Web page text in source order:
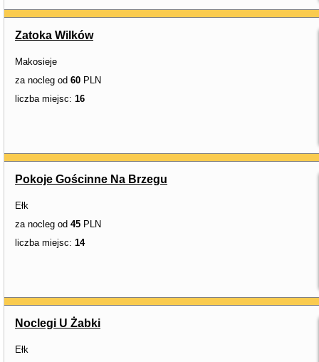
Zatoka Wilków
Makosieje
za nocleg od 60 PLN
liczba miejsc: 16
Pokoje Gościnne Na Brzegu
Ełk
za nocleg od 45 PLN
liczba miejsc: 14
Noclegi U Żabki
Ełk